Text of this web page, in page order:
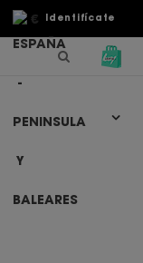
Identifícate
€